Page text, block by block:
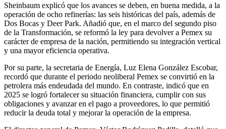
Sheinbaum explicó que los avances se deben, en buena medida, a la
operación de ocho refinerías: las seis históricas del país, además de
Dos Bocas y Deer Park. Añadió que, en el marco del segundo piso
de la Transformación, se reformó la ley para devolver a Pemex su
carácter de empresa de la nación, permitiendo su integración vertical
y una mayor eficiencia operativa.
Por su parte, la secretaria de Energía, Luz Elena González Escobar,
recordó que durante el periodo neoliberal Pemex se convirtió en la
petrolera más endeudada del mundo. En contraste, indicó que en
2025 se logró fortalecer su situación financiera, cumplir con sus
obligaciones y avanzar en el pago a proveedores, lo que permitió
reducir la deuda total y mejorar la operación de la empresa.